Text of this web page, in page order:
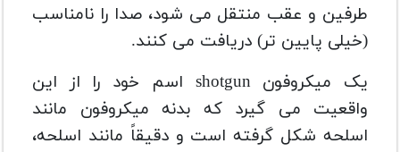
طرفین و عقب منتقل می شود، صدا را نامناسب
(خیلی پایین تر) دریافت می کنند.
یک میکروفون shotgun اسم خود را از این
واقعیت می گیرد که بدنه میکروفون مانند
اسلحه شکل گرفته است و دقیقاً مانند اسلحه،